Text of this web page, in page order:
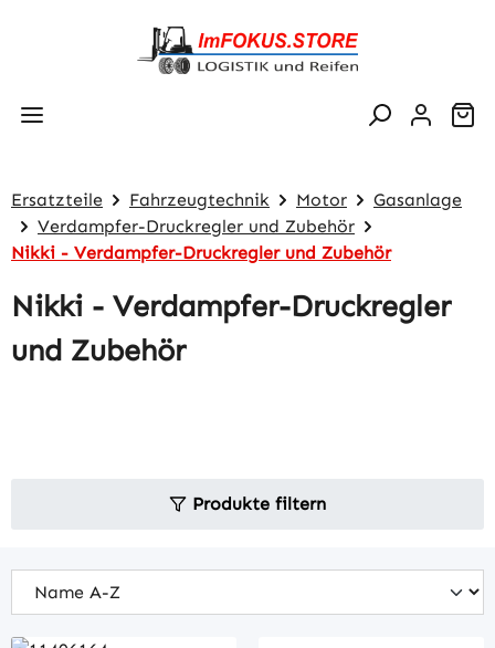
Zum Hauptinhalt springen
Ersatzteile Fahrzeugtechnik Motor
Gasanlage
Verdampfer-Druckregler und Zubehör
Nikki - Verdampfer-Druckregler und Zubehör
Nikki - Verdampfer-Druckregler
und Zubehör
Produkte filtern